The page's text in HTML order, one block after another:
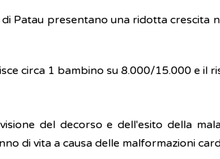
Patau presentano una ridotta crescita
circa 1 bambino su 8.000/15.000 e il
del decorso e dell'esito della
di vita a causa delle malformazioni